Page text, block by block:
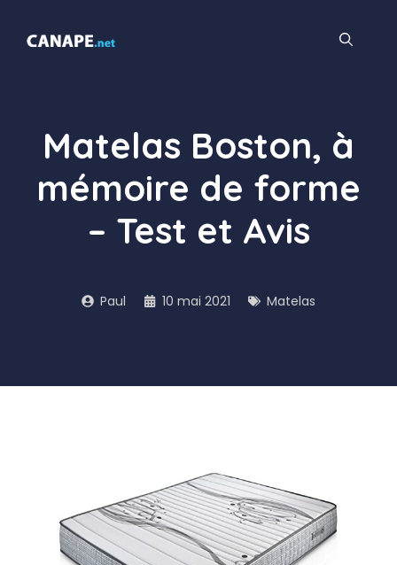
contenu
Matelas Boston, à
mémoire de forme
– Test et Avis
Paul 10 mai 2021 Matelas